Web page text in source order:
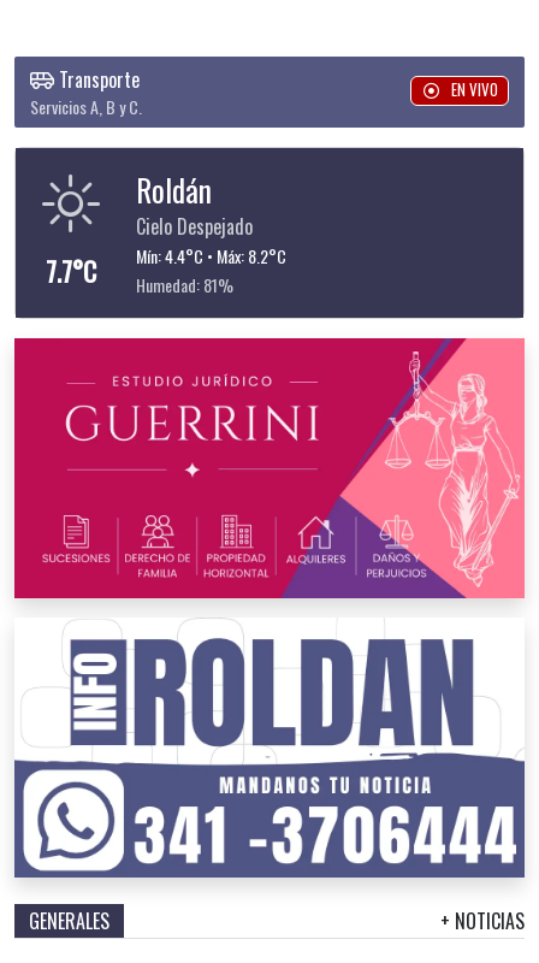
Transporte
Servicios A, B y C.
EN VIVO
7.7°C
Roldán
Cielo Despejado
Mín: 4.4°C • Máx: 8.2°C
Humedad: 81%
GENERALES + NOTICIAS